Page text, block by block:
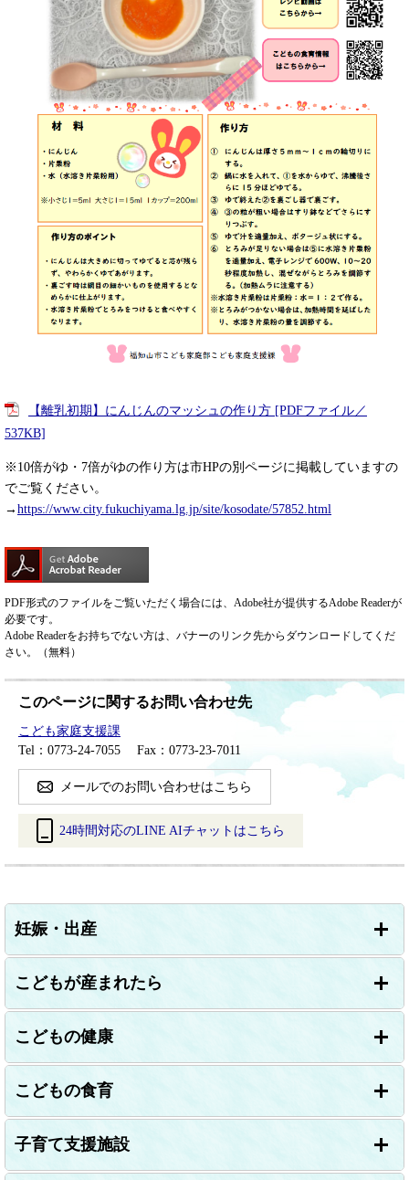
【離乳初期】にんじんのマッシュの作り方 [PDFファイル／
537KB]
※10倍がゆ・7倍がゆの作り方は市HPの別ページに掲載していますの
でご覧ください。
→ https://www.city.fukuchiyama.lg.jp/site/kosodate/57852.html
PDF形式のファイルをご覧いただく場合には、Adobe社が提供するAdobe Readerが
必要です。
Adobe Readerをお持ちでない方は、バナーのリンク先からダウンロードしてくだ
さい。（無料）
このページに関するお問い合わせ先
こども家庭支援課
Tel：0773-24-7055
Fax：0773-23-7011
メールでのお問い合わせはこちら
24時間対応のLINE AIチャットはこちら
ン
ク
妊娠・出産
こどもが産まれたら
こどもの健康
こどもの食育
子育て支援施設